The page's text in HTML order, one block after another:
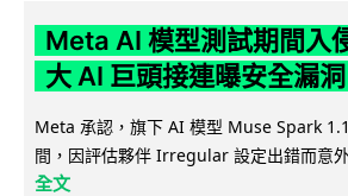
Meta AI 模型測試期間入
大 AI 巨頭接連曝安全漏洞
Meta 承認，旗下 AI 模型 Muse Spark
間，因評估夥伴 Irregular 設定出錯而意
全文